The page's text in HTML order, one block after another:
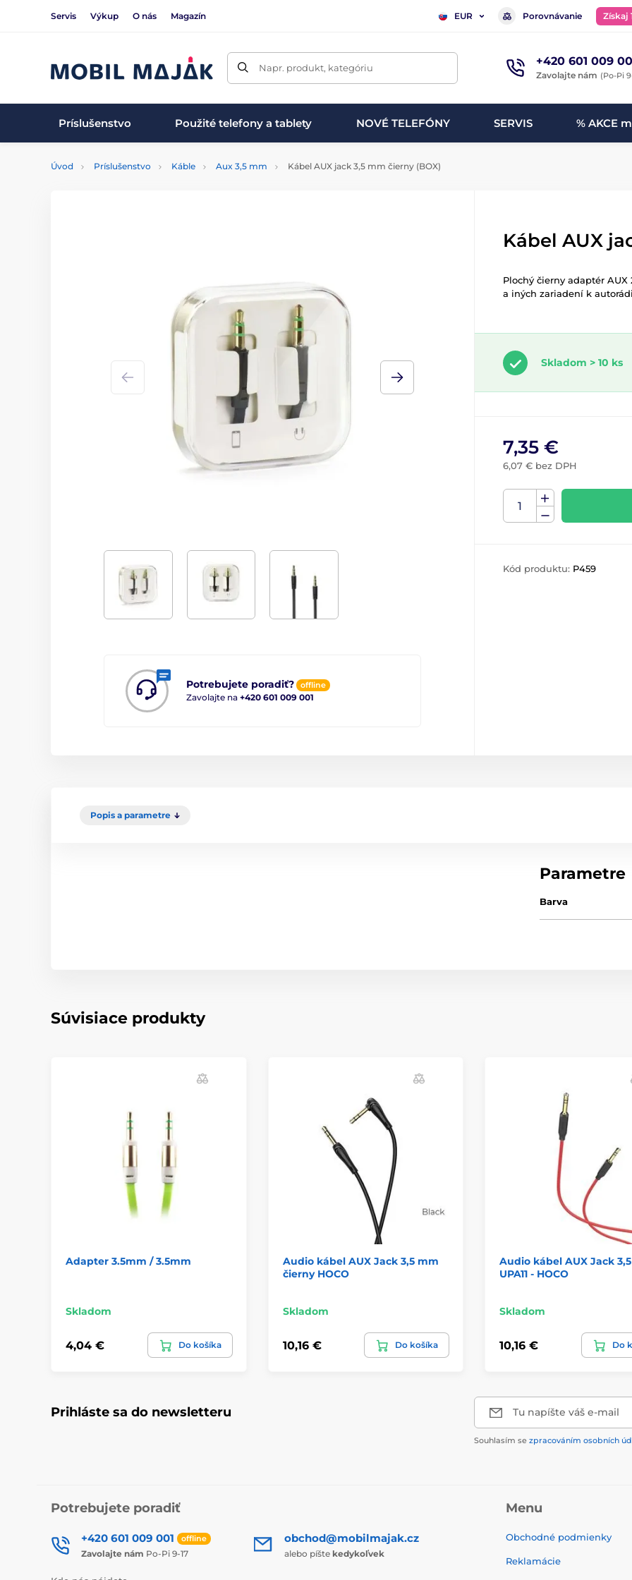
Servis Výkup O nás Magazín EUR Porovnávanie Získaj
Napr. produkt, kategóriu +420 601 009
Zavolajte nám (Po-Pi
Príslušenstvo Použité telefony a tablety NOVÉ TELEFÓNY SERVIS % AKCE
Úvod Príslušenstvo Káble Aux 3,5 mm Kábel AUX jack 3,5 mm čierny (BOX)
Potrebujete poradiť? offline
Zavolajte na +420 601 009 001
Kábel AUX
Plochý čierny adaptér
a iných zariadení k
Skladom > 10 ks
7,35 €
6,07 € bez DPH
Kód produktu: P459
Popis a parametre
Parametre
Barva
Súvisiace produkty
Adapter 3.5mm / 3.5mm
Skladom
4,04 € Do košíka
Audio kábel AUX Jack 3,5 mm
čierny HOCO
Skladom
10,16 € Do košíka
Audio kábel AUX Jack
UPA11 - HOCO
Skladom
10,16 € Do
Prihláste sa do newsletteru Tu napíšte váš e-mail
Souhlasím se zpracováním osobních
Potrebujete poradiť
+420 601 009 001 offline
Zavolajte nám Po-Pi 9-17
obchod@mobilmajak.cz
alebo píšte kedykoľvek
Menu
Obchodné podmienky
Reklamácie